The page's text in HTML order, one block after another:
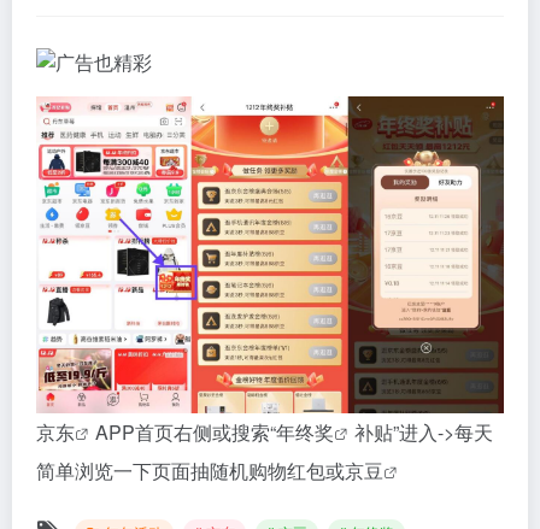
京东 APP首页右侧或搜索“年终奖
补贴”进入->每天
简单浏览一下页面抽随机购物红包或京豆